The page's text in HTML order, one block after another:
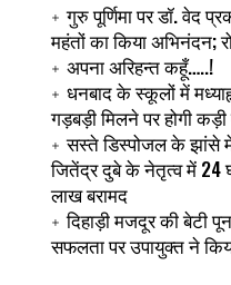
गुरु पूर्णिमा पर डॉ. वेद
महंतों का किया अभिनंदन;
अपना अरिहन्त कहूँ…..!
धनबाद के स्कूलों में
गड़बड़ी मिलने पर होगी कड़ी
सस्ते डिस्पोजल के झांसे
जितेंद्र दुबे के नेतृत्व में 24
लाख बरामद
दिहाड़ी मजदूर की बेटी
सफलता पर उपायुक्त ने